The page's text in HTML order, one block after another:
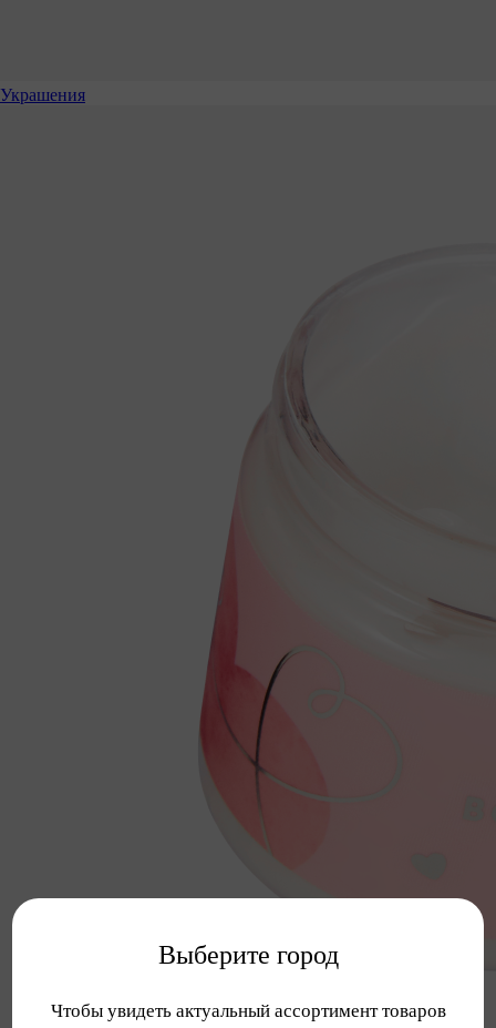
Украшения
Выберите город
Чтобы увидеть актуальный ассортимент товаров